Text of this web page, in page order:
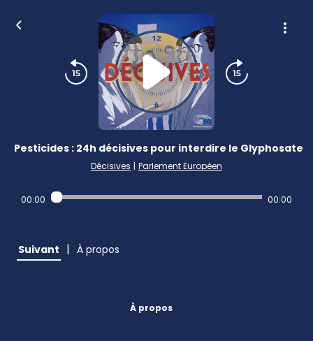
Pesticides : 24h décisives pour interdire le Glyphosate
Décisives | Parlement Européen
00:00 00:00
Suivant | À propos
À propos